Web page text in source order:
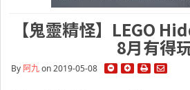
【鬼靈精怪】LEGO
8月有得
By 阿九on 2019-05-08